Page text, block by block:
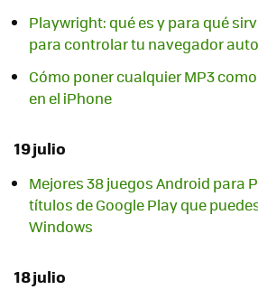
Playwright: qué es y para qué
para controlar tu navegador
Cómo poner cualquier MP3
en el iPhone
19 julio
Mejores 38 juegos Android para
títulos de Google Play que
Windows
18 julio